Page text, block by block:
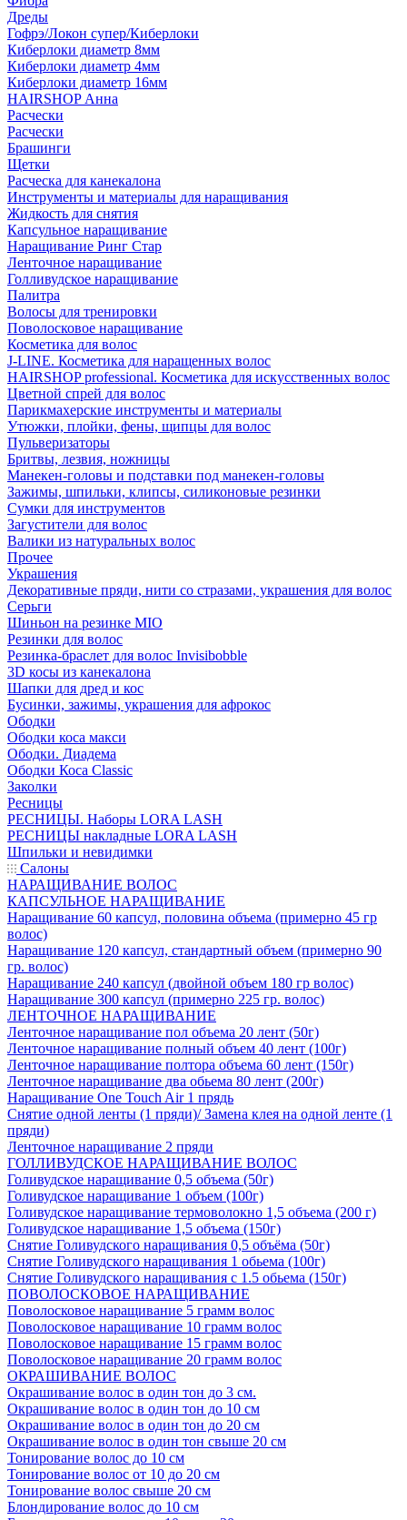
Дреды
Гофрэ/Локон супер/Киберлоки
Киберлоки диаметр 8мм
Киберлоки диаметр 4мм
Киберлоки диаметр 16мм
HAIRSHOP Анна
Расчески
Расчески
Брашинги
Щетки
Расческа для канекалона
Инструменты и материалы для наращивания
Жидкость для снятия
Капсульное наращивание
Наращивание Ринг Стар
Ленточное наращивание
Голливудское наращивание
Палитра
Волосы для тренировки
Поволосковое наращивание
Косметика для волос
J-LINE. Косметика для наращенных волос
HAIRSHOP professional. Косметика для искусственных волос
Цветной спрей для волос
Парикмахерские инструменты и материалы
Утюжки, плойки, фены, щипцы для волос
Пульверизаторы
Бритвы, лезвия, ножницы
Манекен-головы и подставки под манекен-головы
Зажимы, шпильки, клипсы, силиконовые резинки
Сумки для инструментов
Загустители для волос
Валики из натуральных волос
Прочее
Украшения
Декоративные пряди, нити со стразами, украшения для волос
Серьги
Шиньон на резинке MIO
Резинки для волос
Резинка-браслет для волос Invisibobble
3D косы из канекалона
Шапки для дред и кос
Бусинки, зажимы, украшения для афрокос
Ободки
Ободки коса макси
Ободки. Диадема
Ободки Коса Classic
Заколки
Ресницы
РЕСНИЦЫ. Наборы LORA LASH
РЕСНИЦЫ накладные LORA LASH
Шпильки и невидимки
Салоны
НАРАЩИВАНИЕ ВОЛОС
КАПСУЛЬНОЕ НАРАЩИВАНИЕ
Наращивание 60 капсул, половина объема (примерно 45 гр
волос)
Наращивание 120 капсул, стандартный объем (примерно 90
гр. волос)
Наращивание 240 капсул (двойной объем 180 гр волос)
Наращивание 300 капсул (примерно 225 гр. волос)
ЛЕНТОЧНОЕ НАРАЩИВАНИЕ
Ленточное наращивание пол объема 20 лент (50г)
Ленточное наращивание полный объем 40 лент (100г)
Ленточное наращивание полтора объема 60 лент (150г)
Ленточное наращивание два обьема 80 лент (200г)
Наращивание One Touch Air 1 прядь
Снятие одной ленты (1 пряди)/ Замена клея на одной ленте (1
пряди)
Ленточное наращивание 2 пряди
ГОЛЛИВУДСКОЕ НАРАЩИВАНИЕ ВОЛОС
Голивудское наращивание 0,5 объема (50г)
Голивудское наращивание 1 объем (100г)
Голивудское наращивание термоволокно 1,5 объема (200 г)
Голивудское наращивание 1,5 объема (150г)
Снятие Голивудского наращивания 0,5 объёма (50г)
Снятие Голивудского наращивания 1 обьема (100г)
Снятие Голивудского наращивания с 1.5 обьема (150г)
ПОВОЛОСКОВОЕ НАРАЩИВАНИЕ
Поволосковое наращивание 5 грамм волос
Поволосковое наращивание 10 грамм волос
Поволосковое наращивание 15 грамм волос
Поволосковое наращивание 20 грамм волос
ОКРАШИВАНИЕ ВОЛОС
Окрашивание волос в один тон до 3 см.
Окрашивание волос в один тон до 10 см
Окрашивание волос в один тон до 20 см
Окрашивание волос в один тон свыше 20 см
Тонирование волос до 10 см
Тонирование волос от 10 до 20 см
Тонирование волос свыше 20 см
Блондирование волос до 10 см